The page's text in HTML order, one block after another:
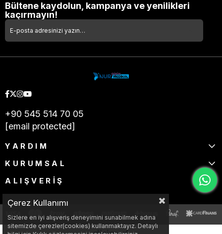
Bültene kaydolun, kampanya ve yenilikleri
kaçırmayın!
+90 545 514 70 05
[email protected]
YARDIM
KURUMSAL
ALIŞVERİŞ
Çerez Kullanımı
Sizlere en iyi alışveriş deneyimini sunabilmek adına
sitemizde çerezler(cookies) kullanmaktayız. Detaylı